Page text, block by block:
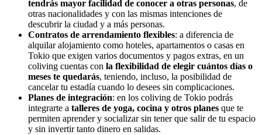
tendrás mayor facilidad de conocer a otras personas, de
otras nacionalidades y con las mismas intenciones de
descubrir la ciudad y a más personas.
Contratos de arrendamiento flexibles: a diferencia de
alquilar alojamiento como hoteles, apartamentos o casas en
Tokio que exigen varios documentos y pagos extras, en un
coliving cuentas con la flexibilidad de elegir cuántos días o
meses te quedarás, teniendo, incluso, la posibilidad de
cancelar tu estadía cuando lo desees sin complicaciones.
Planes de integración: en los coliving de Tokio podrás
integrarte a talleres de yoga, cocina y otros planes que te
permiten aprender y socializar sin tener que salir de tu espacio
y sin invertir tanto dinero en salidas.